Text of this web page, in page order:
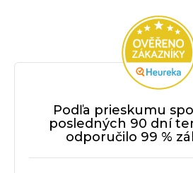
Podľa prieskumu
posledných 90 dní
odporučilo 99 %